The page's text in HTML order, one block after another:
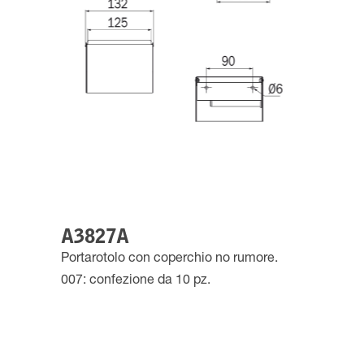
A3827A
Portarotolo con coperchio no rumore.
007: confezione da 10 pz.